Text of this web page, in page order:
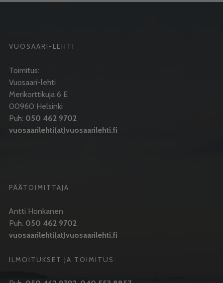
VUOSAARI-LEHTI
Toimitus:
Vuosaari-lehti
Merikorttikuja 6 E
00960 Helsinki
Puh: 050 462 9702
vuosaarilehti(at)vuosaarilehti.fi
PÄÄTOIMITTAJA
Antti Honkanen
Puh. 050 462 9702
vuosaarilehti(at)vuosaarilehti.fi
ILMOITUKSET JA TOIMITUS: